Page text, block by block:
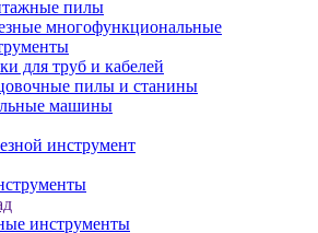
пилы
многофункциональные
для труб и кабелей
пилы и станины
машины
инструмент
инструменты